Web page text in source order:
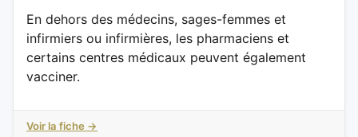
En dehors des médecins, sages-femmes et
infirmiers ou infirmières, les pharmaciens et
certains centres médicaux peuvent également
vacciner.
Voir la fiche →